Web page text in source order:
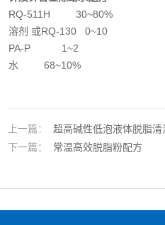
RQ-511H 30~80%
溶剂 或RQ-130 0~10
PA-P 1~2
水 68~10%
上一篇：
超高碱性低泡液体脱脂清
下一篇：
常温高效脱脂粉配方